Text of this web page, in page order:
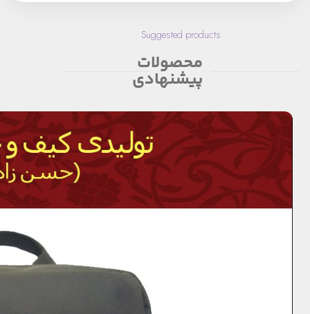
Suggested products
محصولات
پیشنهادی